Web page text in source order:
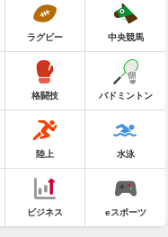
ラグビー 中央競馬
格闘技 バドミントン
陸上 水泳
ビジネス eスポーツ